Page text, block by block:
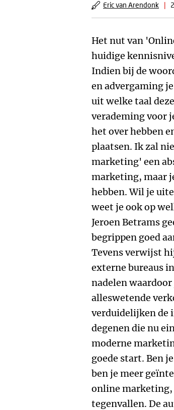
Eric van Arendonk |
Het nut van
huidige
Indien bij de
en advergaming
uit welke taal
verademing voor
het over hebben
plaatsen. Ik zal
marketing' een
marketing, maar
hebben. Wil je
weet je ook op
Jeroen Betrams
begrippen goed
Tevens verwijst
externe bureaus
nadelen
alleswetende
verduidelijken de
degenen die nu
moderne
goede start. Ben
ben je meer
online marketing,
tegenvallen. De